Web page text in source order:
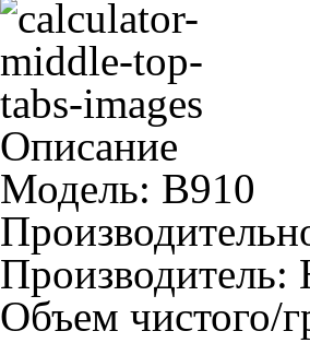
Описание
Модель: B910
Производитель:
Объем чистого/